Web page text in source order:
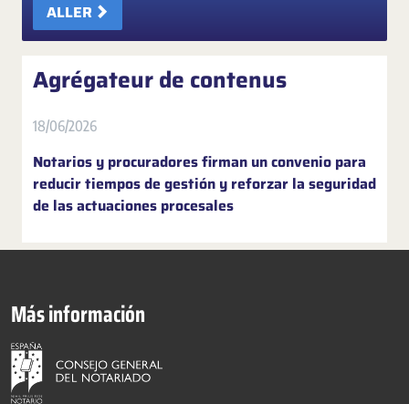
ALLER
Agrégateur de contenus
18/06/2026
Notarios y procuradores firman un convenio para
reducir tiempos de gestión y reforzar la seguridad
de las actuaciones procesales
Más información